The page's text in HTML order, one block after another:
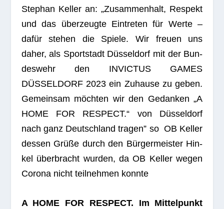
Ste­phan Kel­ler an: „Zusam­men­halt, Respekt
und das über­zeugte Ein­tre­ten für Werte –
dafür ste­hen die Spiele. Wir freuen uns
daher, als Sport­stadt Düs­sel­dorf mit der Bun­
des­wehr den INVICTUS GAMES
DÜSSELDORF 2023 ein Zuhause zu geben.
Gemein­sam möch­ten wir den Gedan­ken „A
HOME FOR RESPECT.“ von Düs­sel­dorf
nach ganz Deutsch­land tra­gen” so OB Kel­ler
des­sen Grüße durch den Bür­ger­meis­ter Hin­
kel über­bracht wur­den, da OB Kel­ler wegen
Corona nicht teil­neh­men konnte
A HOME FOR RESPECT. Im Mit­tel­punkt